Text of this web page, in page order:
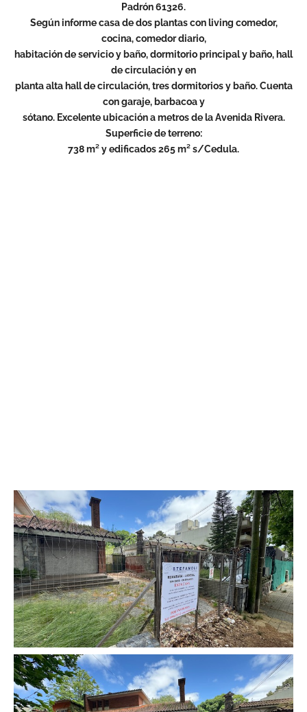
Padrón 61326.
Según informe casa de dos plantas con living comedor,
cocina, comedor diario,
habitación de servicio y baño, dormitorio principal y baño, hall
de circulación y en
planta alta hall de circulación, tres dormitorios y baño. Cuenta
con garaje, barbacoa y
sótano. Excelente ubicación a metros de la Avenida Rivera.
Superficie de terreno:
738 m² y edificados 265 m² s/Cedula.